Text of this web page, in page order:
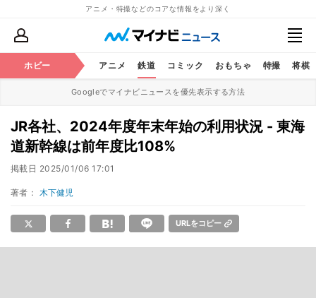
アニメ・特撮などのコアな情報をより深く
ホビー アニメ 鉄道 コミック おもちゃ 特撮 将棋
Googleでマイナビニュースを優先表示する方法
JR各社、2024年度年末年始の利用状況 - 東海
道新幹線は前年度比108%
掲載日 2025/01/06 17:01
著者： 木下健児
URLをコピー